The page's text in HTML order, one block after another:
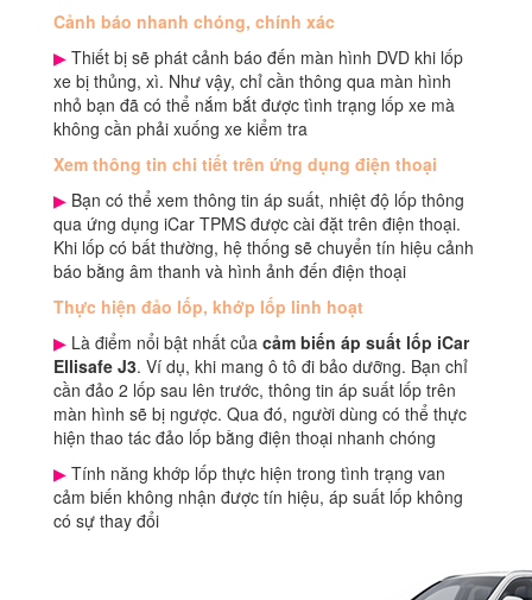
Cảnh báo nhanh chóng, chính xác
▶ Thiết bị sẽ phát cảnh báo đến màn hình DVD khi lốp
xe bị thủng, xì. Như vậy, chỉ cần thông qua màn hình
nhỏ bạn đã có thể nắm bắt được tình trạng lốp xe mà
không cần phải xuống xe kiểm tra
Xem thông tin chi tiết trên ứng dụng điện thoại
▶ Bạn có thể xem thông tin áp suất, nhiệt độ lốp thông
qua ứng dụng iCar TPMS được cài đặt trên điện thoại.
Khi lốp có bất thường, hệ thống sẽ chuyển tín hiệu cảnh
báo bằng âm thanh và hình ảnh đến điện thoại
Thực hiện đảo lốp, khớp lốp linh hoạt
▶ Là điểm nổi bật nhất của cảm biến áp suất lốp iCar
Ellisafe J3. Ví dụ, khi mang ô tô đi bảo dưỡng. Bạn chỉ
cần đảo 2 lốp sau lên trước, thông tin áp suất lốp trên
màn hình sẽ bị ngược. Qua đó, người dùng có thể thực
hiện thao tác đảo lốp bằng điện thoại nhanh chóng
▶ Tính năng khớp lốp thực hiện trong tình trạng van
cảm biến không nhận được tín hiệu, áp suất lốp không
có sự thay đổi